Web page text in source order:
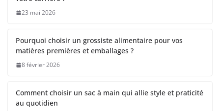
23 mai 2026
Pourquoi choisir un grossiste alimentaire pour vos
matières premières et emballages ?
8 février 2026
Comment choisir un sac à main qui allie style et praticité
au quotidien